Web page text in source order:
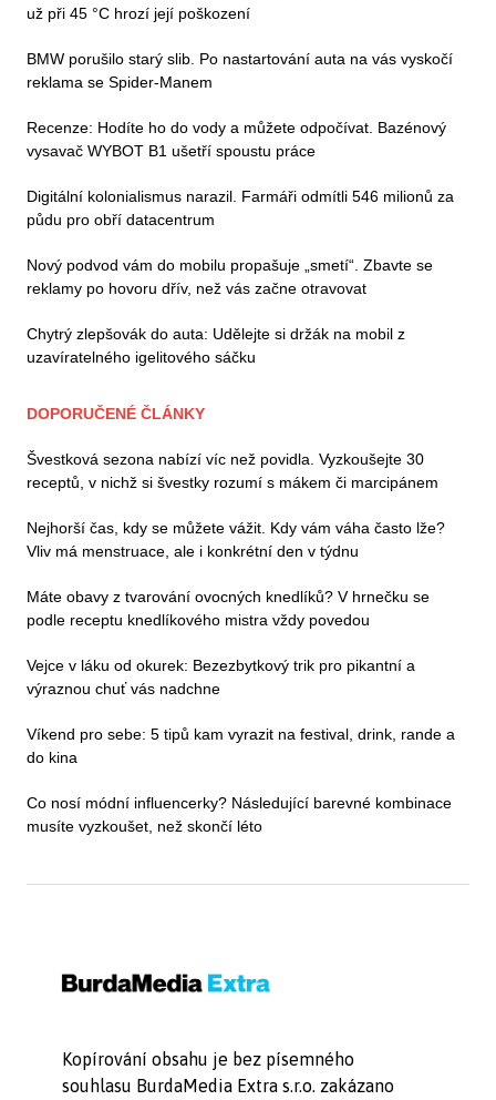
už při 45 °C hrozí její poškození
BMW porušilo starý slib. Po nastartování auta na vás vyskočí
reklama se Spider-Manem
Recenze: Hodíte ho do vody a můžete odpočívat. Bazénový
vysavač WYBOT B1 ušetří spoustu práce
Digitální kolonialismus narazil. Farmáři odmítli 546 milionů za
půdu pro obří datacentrum
Nový podvod vám do mobilu propašuje „smetí“. Zbavte se
reklamy po hovoru dřív, než vás začne otravovat
Chytrý zlepšovák do auta: Udělejte si držák na mobil z
uzavíratelného igelitového sáčku
DOPORUČENÉ ČLÁNKY
Švestková sezona nabízí víc než povidla. Vyzkoušejte 30
receptů, v nichž si švestky rozumí s mákem či marcipánem
Nejhorší čas, kdy se můžete vážit. Kdy vám váha často lže?
Vliv má menstruace, ale i konkrétní den v týdnu
Máte obavy z tvarování ovocných knedlíků? V hrnečku se
podle receptu knedlíkového mistra vždy povedou
Vejce v láku od okurek: Bezezbytkový trik pro pikantní a
výraznou chuť vás nadchne
Víkend pro sebe: 5 tipů kam vyrazit na festival, drink, rande a
do kina
Co nosí módní influencerky? Následující barevné kombinace
musíte vyzkoušet, než skončí léto
Kopírování obsahu je bez písemného
souhlasu BurdaMedia Extra s.r.o. zakázano